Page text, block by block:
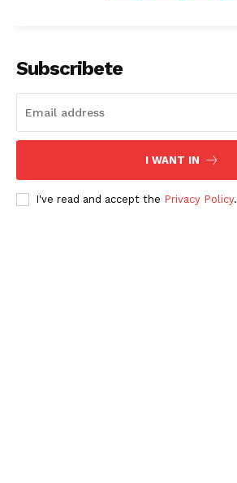
Subscribete
I WANT IN
I've read and accept the Privacy Policy.